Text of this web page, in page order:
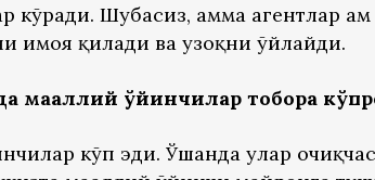
кўради. Шубҳасиз, ҳамма агентлар
ҳимоя қилади ва узоқни ўйлайди.
маҳаллий ўйинчилар тобора
кўп эди. Ўшанда улар